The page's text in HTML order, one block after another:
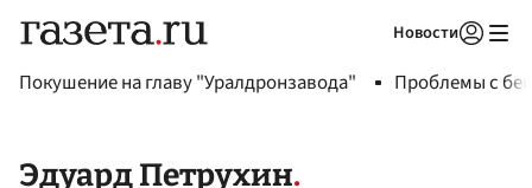
Новости
Покушение на главу "Уралдронзавода" Проблемы с
Эдуард Петрухин